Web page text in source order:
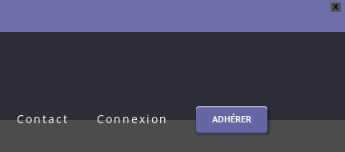
X
Contact Connexion ADHÉRER